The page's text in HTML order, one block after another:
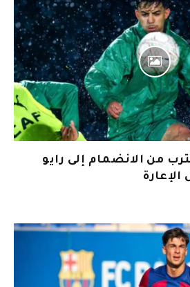
من الانضمام إلى رايو